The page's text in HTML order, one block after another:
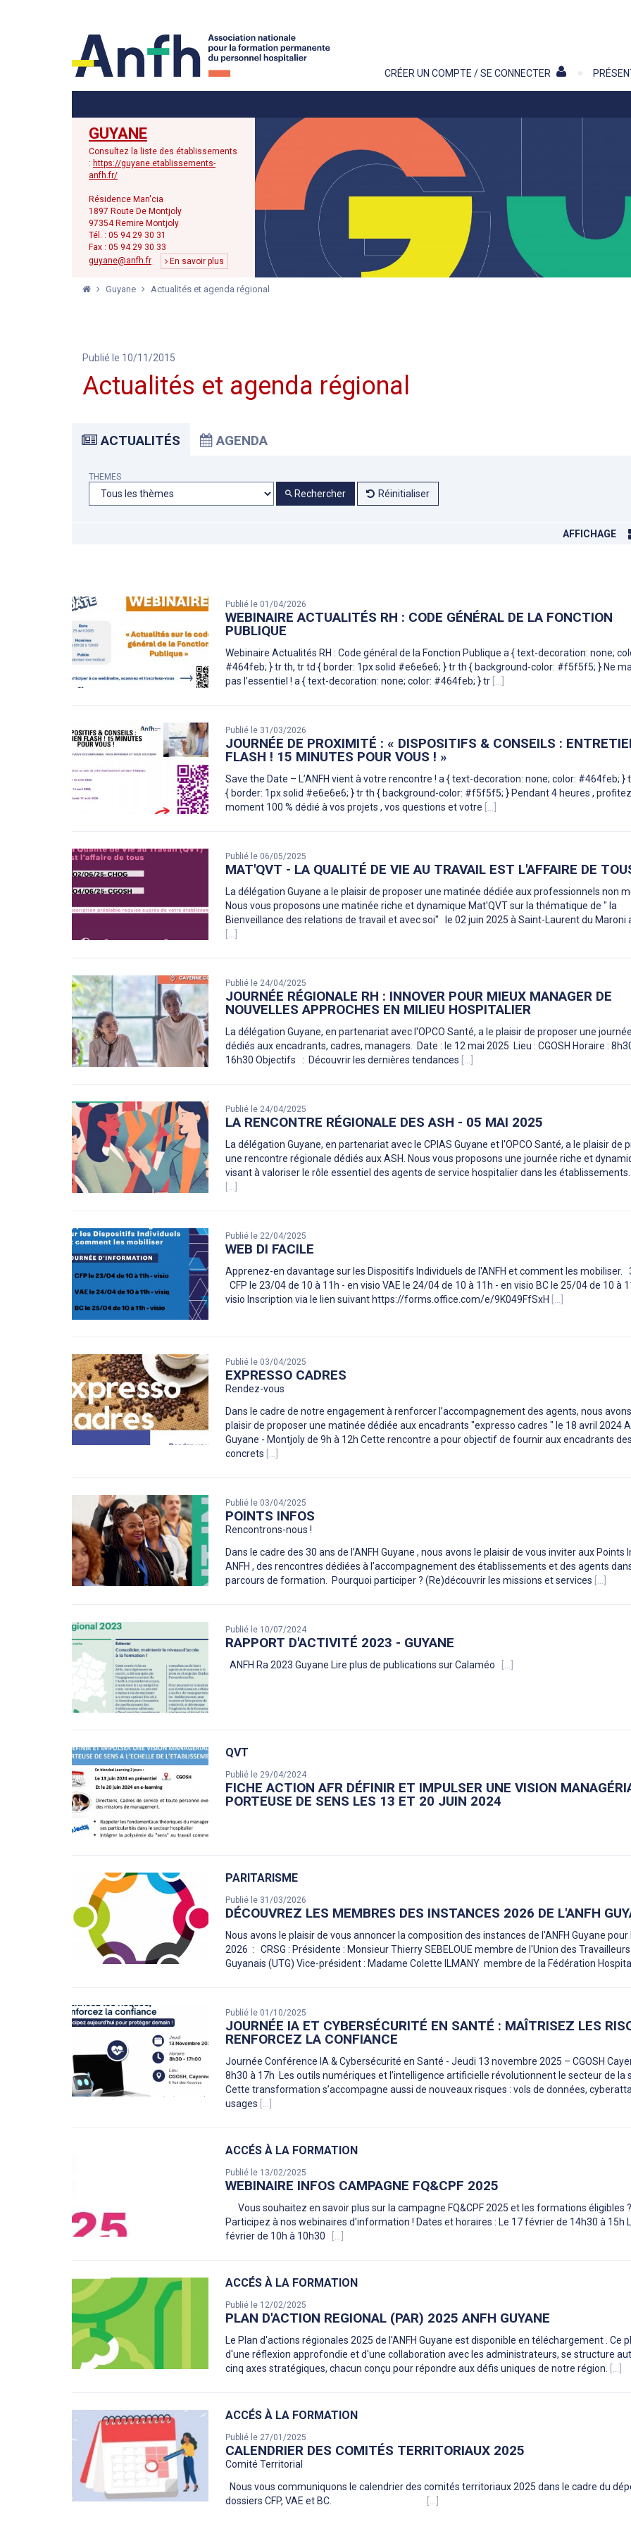
CRÉER UN COMPTE / SE CONNECTER
GUYANE
Consultez la liste des établissements
: https://guyane.etablissements-
anfh.fr/
Résidence Man'cia
1897 Route De Montjoly
97354 Remire Montjoly
Tél. : 05 94 29 30 31
Fax : 05 94 29 30 33
guyane@anfh.fr
En savoir plus
Guyane Actualités et agenda régional
Publié le 10/11/2015
Actualités et agenda régional
ACTUALITÉS AGENDA
THEMES
Rechercher Réinitialiser
AFFICHAGE
Publié le 01/04/2026
WEBINAIRE ACTUALITÉS RH : CODE GÉNÉRAL DE LA FONCTION
PUBLIQUE
Webinaire Actualités RH : Code général de la Fonction Publique a { text-decoration: none;
#464feb; } tr th, tr td { border: 1px solid #e6e6e6; } tr th { background-color: #f5f5f5; } Ne
pas l’essentiel ! a { text-decoration: none; color: #464feb; } tr [...]
Publié le 31/03/2026
JOURNÉE DE PROXIMITÉ : « DISPOSITIFS & CONSEILS :
FLASH ! 15 MINUTES POUR VOUS ! »
Save the Date – L’ANFH vient à votre rencontre ! a { text-decoration: none; color: #464feb; }
{ border: 1px solid #e6e6e6; } tr th { background-color: #f5f5f5; } Pendant 4 heures , profitez
moment 100 % dédié à vos projets , vos questions et votre [...]
Publié le 06/05/2025
MAT'QVT - LA QUALITÉ DE VIE AU TRAVAIL EST L'AFFAIRE DE
La délégation Guyane a le plaisir de proposer une matinée dédiée aux professionnels non
Nous vous proposons une matinée riche et dynamique Mat'QVT sur la thématique de " la
Bienveillance des relations de travail et avec soi" le 02 juin 2025 à Saint-Laurent du Maroni
[...]
Publié le 24/04/2025
JOURNÉE RÉGIONALE RH : INNOVER POUR MIEUX MANAGER DE
NOUVELLES APPROCHES EN MILIEU HOSPITALIER
La délégation Guyane, en partenariat avec l'OPCO Santé, a le plaisir de proposer une
dédiés aux encadrants, cadres, managers. Date : le 12 mai 2025 Lieu : CGOSH Horaire :
16h30 Objectifs : Découvrir les dernières tendances [...]
Publié le 24/04/2025
LA RENCONTRE RÉGIONALE DES ASH - 05 MAI 2025
La délégation Guyane, en partenariat avec le CPIAS Guyane et l'OPCO Santé, a le plaisir de
une rencontre régionale dédiés aux ASH. Nous vous proposons une journée riche et
visant à valoriser le rôle essentiel des agents de service hospitalier dans les établissements.
[...]
Publié le 22/04/2025
WEB DI FACILE
Apprenez-en davantage sur les Dispositifs Individuels de l'ANFH et comment les mobiliser.
CFP le 23/04 de 10 à 11h - en visio VAE le 24/04 de 10 à 11h - en visio BC le 25/04 de 10 à
visio Inscription via le lien suivant https://forms.office.com/e/9K049FfSxH
[...]
Publié le 03/04/2025
EXPRESSO CADRES
Rendez-vous
Dans le cadre de notre engagement à renforcer l’accompagnement des agents, nous
plaisir de proposer une matinée dédiée aux encadrants "expresso cadres " le 18 avril 2024
Guyane - Montjoly de 9h à 12h Cette rencontre a pour objectif de fournir aux encadrants
concrets
Publié le 03/04/2025
POINTS INFOS
Rencontrons-nous !
Dans le cadre des 30 ans de l’ANFH Guyane , nous avons le plaisir de vous inviter aux Points
ANFH , des rencontres dédiées à l’accompagnement des établissements et des agents
parcours de formation. Pourquoi participer ? (Re)découvrir les missions et services
Publié le 10/07/2024
RAPPORT D'ACTIVITÉ 2023 - GUYANE
ANFH Ra 2023 Guyane Lire plus de publications sur Calaméo
QVT
Publié le 29/04/2024
FICHE ACTION AFR DÉFINIR ET IMPULSER UNE VISION
PORTEUSE DE SENS LES 13 ET 20 JUIN 2024
PARITARISME
Publié le 31/03/2026
DÉCOUVREZ LES MEMBRES DES INSTANCES 2026 DE L'ANFH
Nous avons le plaisir de vous annoncer la composition des instances de l'ANFH Guyane
2026 : CRSG : Présidente : Monsieur Thierry SEBELOUE membre de l'Union des Travailleurs
Guyanais (UTG) Vice-président : Madame Colette ILMANY membre de la Fédération
Publié le 01/10/2025
JOURNÉE IA ET CYBERSÉCURITÉ EN SANTÉ : MAÎTRISEZ LES
RENFORCEZ LA CONFIANCE
Journée Conférence IA & Cybersécurité en Santé - Jeudi 13 novembre 2025 – CGOSH
8h30 à 17h Les outils numériques et l’intelligence artificielle révolutionnent le secteur de la
Cette transformation s’accompagne aussi de nouveaux risques : vols de données,
usages [...]
ACCÉS À LA FORMATION
Publié le 13/02/2025
WEBINAIRE INFOS CAMPAGNE FQ&CPF 2025
Vous souhaitez en savoir plus sur la campagne FQ&CPF 2025 et les formations éligibles
Participez à nos webinaires d'information ! Dates et horaires : Le 17 février de 14h30 à 15h
février de 10h à 10h30
[...]
ACCÉS À LA FORMATION
Publié le 12/02/2025
PLAN D'ACTION REGIONAL (PAR) 2025 ANFH GUYANE
Le Plan d'actions régionales 2025 de l'ANFH Guyane est disponible en téléchargement . Ce
d'une réflexion approfondie et d'une collaboration avec les administrateurs, se structure
cinq axes stratégiques, chacun conçu pour répondre aux défis uniques de notre région. [...]
ACCÉS À LA FORMATION
Publié le 27/01/2025
CALENDRIER DES COMITÉS TERRITORIAUX 2025
Comité Territorial
Nous vous communiquons le calendrier des comités territoriaux 2025 dans le cadre du
dossiers CFP, VAE et BC.
[...]